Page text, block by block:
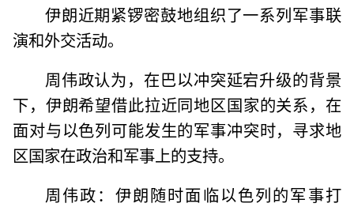
伊朗近期紧锣密鼓地组织了一系列军事联
演和外交活动。
周伟政认为，在巴以冲突延宕升级的背景
下，伊朗希望借此拉近同地区国家的关系，在
面对与以色列可能发生的军事冲突时，寻求地
区国家在政治和军事上的支持。
周伟政：伊朗随时面临以色列的军事打